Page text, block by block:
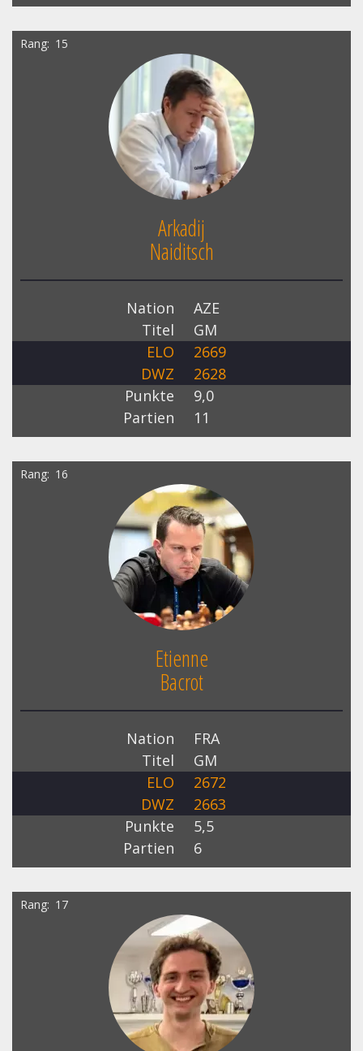
Rang 15
Arkadij
Naiditsch
Nation
AZE
Titel
GM
ELO
2669
DWZ
2628
Punkte
9,0
Partien
11
Rang 16
Etienne
Bacrot
Nation
FRA
Titel
GM
ELO
2672
DWZ
2663
Punkte
5,5
Partien
6
Rang 17